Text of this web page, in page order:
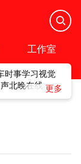
工作室
时事学习视觉
北晚在线